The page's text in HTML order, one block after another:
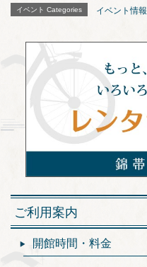
イベント Categories イベント情報
ご利用案内
開館時間・料金